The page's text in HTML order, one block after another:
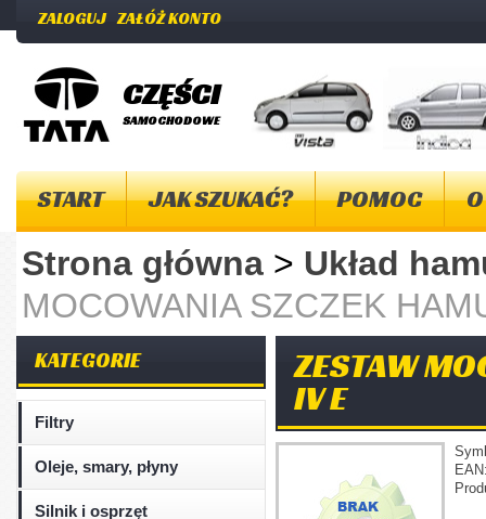
ZALOGUJ ZAŁÓŻ KONTO
CZĘŚCI
SAMOCHODOWE
START JAK SZUKAĆ? POMOC
Strona główna > Układ
MOCOWANIA SZCZEK
KATEGORIE
Filtry
Oleje, smary, płyny
Silnik i osprzęt
ZESTAW
IV E